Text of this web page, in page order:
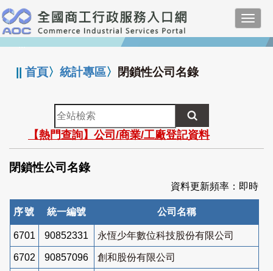
跳
到
主
要
:::
||首頁〉統計專區〉 閉鎖性公司名錄
全
站
檢
索
【熱門查詢】公司/商業/工廠登記資料
閉鎖性公司名錄
資料更新頻率：即時
序號 統一編號 公司名稱
6701 90852331 永恆少年數位科技股份有限公司
6702 90857096 創和股份有限公司